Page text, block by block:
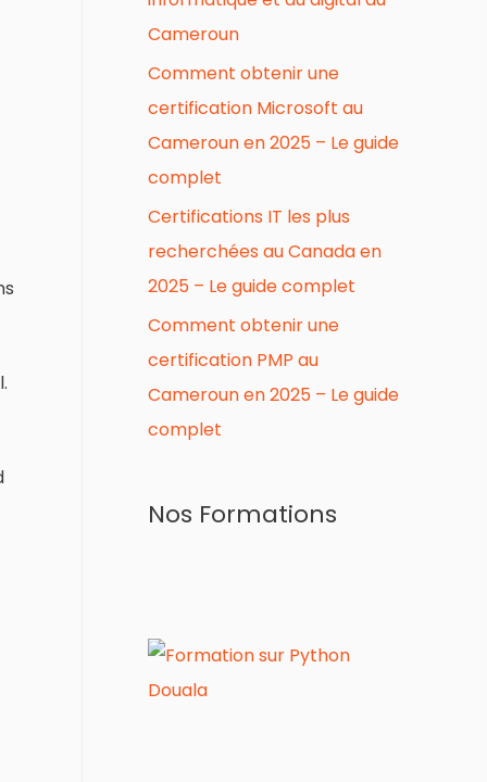
Cameroun
Comment obtenir une
certification Microsoft au
Cameroun en 2025 – Le guide
complet
Certifications IT les plus
recherchées au Canada en
2025 – Le guide complet
Comment obtenir une
certification PMP au
Cameroun en 2025 – Le guide
complet
Nos Formations